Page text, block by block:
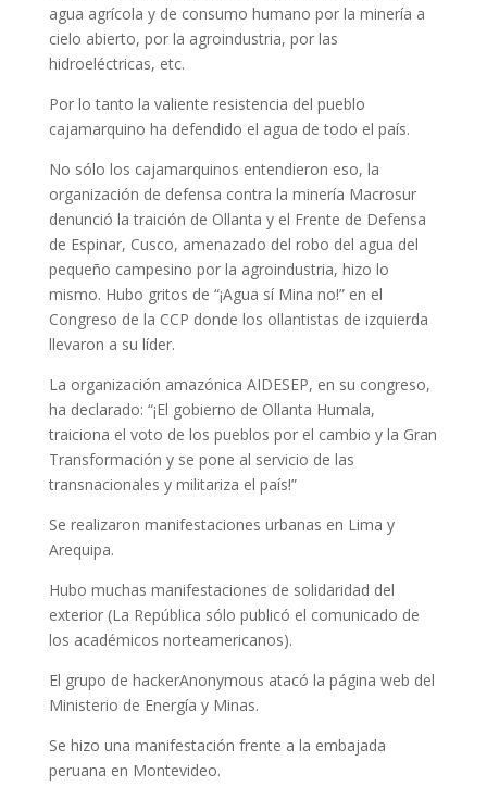
agua agrícola y de consumo humano por la minería a
cielo abierto, por la agroindustria, por las
hidroeléctricas, etc.
Por lo tanto la valiente resistencia del pueblo
cajamarquino ha defendido el agua de todo el país.
No sólo los cajamarquinos entendieron eso, la
organización de defensa contra la minería Macrosur
denunció la traición de Ollanta y el Frente de Defensa
de Espinar, Cusco, amenazado del robo del agua del
pequeño campesino por la agroindustria, hizo lo
mismo. Hubo gritos de “¡Agua sí Mina no!” en el
Congreso de la CCP donde los ollantistas de izquierda
llevaron a su líder.
La organización amazónica AIDESEP, en su congreso,
ha declarado: “¡El gobierno de Ollanta Humala,
traiciona el voto de los pueblos por el cambio y la Gran
Transformación y se pone al servicio de las
transnacionales y militariza el país!”
Se realizaron manifestaciones urbanas en Lima y
Arequipa.
Hubo muchas manifestaciones de solidaridad del
exterior (La República sólo publicó el comunicado de
los académicos norteamericanos).
El grupo de hackerAnonymous atacó la página web del
Ministerio de Energía y Minas.
Se hizo una manifestación frente a la embajada
peruana en Montevideo.